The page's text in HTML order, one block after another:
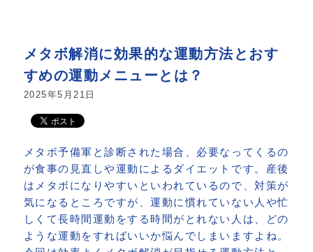
メタボ解消に効果的な運動方法とおす
すめの運動メニューとは？
2025年5月21日
メタボ予備軍と診断された場合、必要なってくるの
が食事の見直しや運動によるダイエットです。産後
はメタボになりやすいといわれているので、対策が
気になるところですが、運動に慣れていない人や忙
しくて長時間運動をする時間がとれない人は、どの
ような運動をすればいいか悩んでしまいますよね。